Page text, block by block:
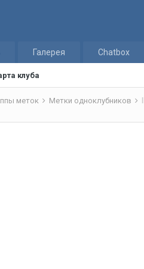
клуба
Галерея Chatbox
меток Метки одноклубников